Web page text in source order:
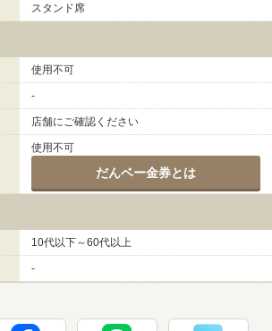
スタンド席
使用不可
-
店舗にご確認ください
使用不可
だんベー金券とは
10代以下～60代以上
-